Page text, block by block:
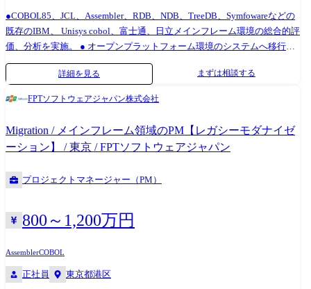
●COBOL85、JCL、Assembler、RDB、NDB、TreeDB、Symfowareなどの
既存のIBM、 Unisys cobol、富士通、日立メインフレーム環境の総合的評
価、分析を実施。 ● オープンプラットフォーム環境のシステムへ移行す
るために詳細に移行計画を立てて、移行に必要なステップを作成。 ●開
発者、アーキテクチャ、管理チームと連携して、予算内に要件通りに案
ロー、および技術仕様書などの資料を作成。 ●システム移行プロセスの
セキュリティ、パフォーマンス、より良いUX(ユーザーエクスペリエン
ス)の維持。 ●システム移行後にユーザーが使用できるよう教育。 ●業界
詳細を見る まずは相談する
FPTソフトウェアジャパン株式会社
Migration / メインフレーム領域のPM【レガシーモダナイゼ
ーション】 / 東京 / FPTソフトウェアジャパン
プロジェクトマネージャー（PM）
800～1,200万円
AssemblerCOBOL
正社員 東京都港区